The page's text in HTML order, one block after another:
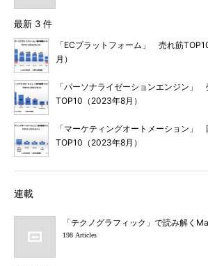
最新 3 件
「ECプラットフォーム」 売れ筋
月）
「パーソナライゼーションエンジン」
TOP10（2023年8月）
「マーケティングオートメーション」
TOP10（2023年8月）
連載
「テクノグラフィック」で読み解く
198 Articles